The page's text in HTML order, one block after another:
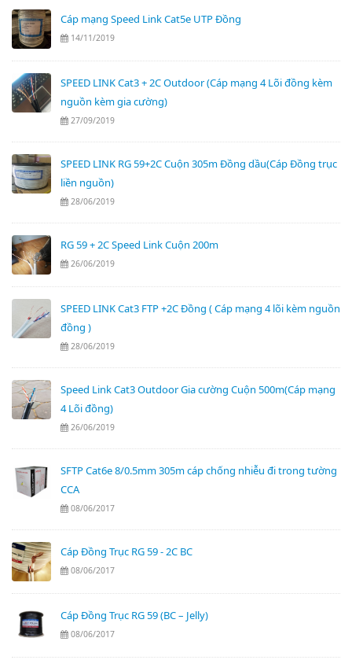
Cáp mạng Speed Link Cat5e UTP Đồng
14/11/2019
SPEED LINK Cat3 + 2C Outdoor (Cáp mạng 4 Lõi đồng kèm
nguồn kèm gia cường)
27/09/2019
SPEED LINK RG 59+2C Cuộn 305m Đồng dầu(Cáp Đồng trục
liền nguồn)
28/06/2019
RG 59 + 2C Speed Link Cuộn 200m
26/06/2019
SPEED LINK Cat3 FTP +2C Đồng ( Cáp mạng 4 lõi kèm nguồn
đồng )
28/06/2019
Speed Link Cat3 Outdoor Gia cường Cuộn 500m(Cáp mạng
4 Lõi đồng)
26/06/2019
SFTP Cat6e 8/0.5mm 305m cáp chống nhiễu đi trong tường
CCA
08/06/2017
Cáp Đồng Trục RG 59 - 2C BC
08/06/2017
Cáp Đồng Trục RG 59 (BC – Jelly)
08/06/2017